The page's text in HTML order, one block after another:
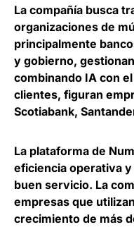
La compañía busca
organizaciones de
principalmente
y gobierno,
combinando IA con
clientes, figuran
Scotiabank,
La plataforma de
eficiencia operativa
buen servicio. La
empresas que
crecimiento de más